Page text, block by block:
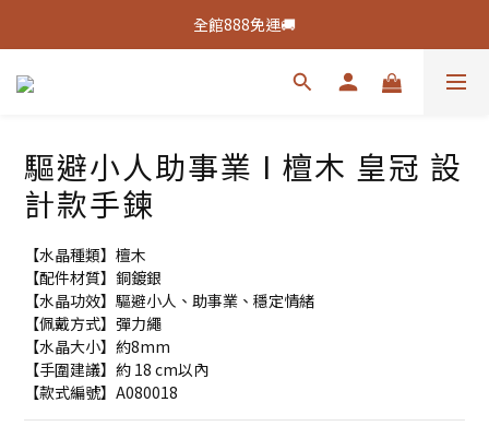
新客活動🔥註冊綁定👉送100元購物金
全館888免運🚚
新客活動🔥註冊綁定👉送100元購物金
驅避小人助事業 I 檀木 皇冠 設
計款手鍊
【水晶種類】檀木
【配件材質】銅鍍銀
【水晶功效】驅避小人、助事業、穩定情緒
【佩戴方式】彈力繩
【水晶大小】約8mm
【手圍建議】約 18 cm以內
【款式編號】A080018